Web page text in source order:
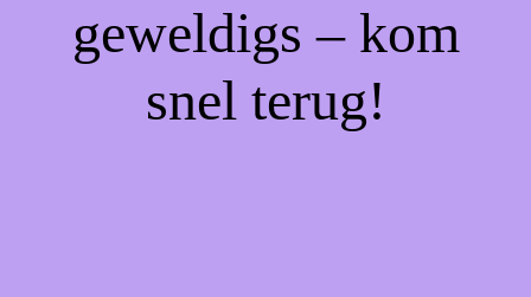
geweldigs – kom
snel terug!